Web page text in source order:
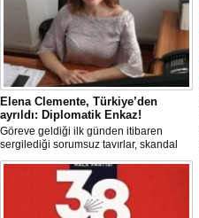
Elena Clemente, Türkiye’den
ayrıldı: Diplomatik Enkaz!
Göreve geldiği ilk günden itibaren
sergilediği sorumsuz tavırlar, skandal
kararlar ve özellikle Türk öğrencilere
uyguladığı vize ambargosuyla tepkilerin
odağında olan İtalya’nın İstanbul
Başkonsolosu Elena Clemente’nin
Türkiye’deki görevi nihayet sona erdi.